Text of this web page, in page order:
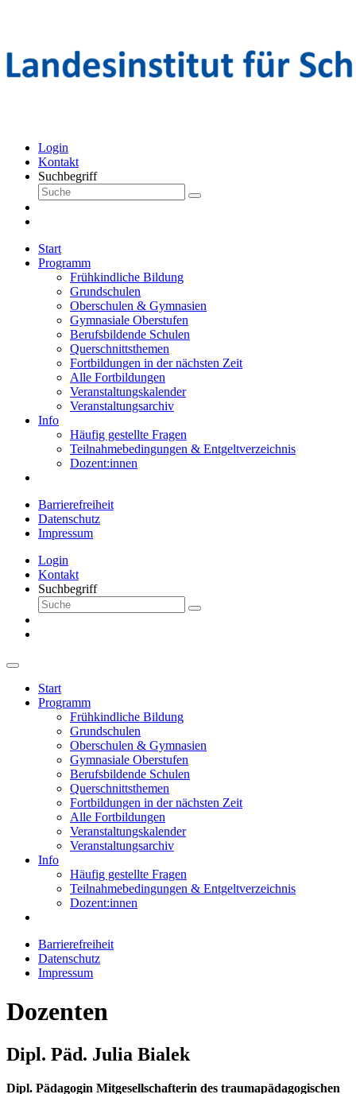
Login
Kontakt
Suchbegriff
Start
Programm
Frühkindliche Bildung
Grundschulen
Oberschulen & Gymnasien
Gymnasiale Oberstufen
Berufsbildende Schulen
Querschnittsthemen
Fortbildungen in der nächsten Zeit
Alle Fortbildungen
Veranstaltungskalender
Veranstaltungsarchiv
Info
Häufig gestellte Fragen
Teilnahmebedingungen & Entgeltverzeichnis
Dozent:innen
Barrierefreiheit
Datenschutz
Impressum
Login
Kontakt
Suchbegriff
Start
Programm
Frühkindliche Bildung
Grundschulen
Oberschulen & Gymnasien
Gymnasiale Oberstufen
Berufsbildende Schulen
Querschnittsthemen
Fortbildungen in der nächsten Zeit
Alle Fortbildungen
Veranstaltungskalender
Veranstaltungsarchiv
Info
Häufig gestellte Fragen
Teilnahmebedingungen & Entgeltverzeichnis
Dozent:innen
Barrierefreiheit
Datenschutz
Impressum
Dozenten
Dipl. Päd. Julia Bialek
Dipl. Pädagogin Mitgesellschafterin des traumapädagogischen